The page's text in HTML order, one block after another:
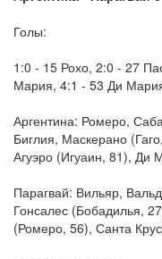
Голы:
1:0 - 15 Рохо, 2:0 - 27
Мария, 4:1 - 53 Ди
Аргентина: Ромеро,
Биглия, Маскерано
Агуэро (Игуаин, 81), Ди
Парагвай: Вильяр,
Гонсалес (Бобадилья,
(Ромеро, 56), Санта